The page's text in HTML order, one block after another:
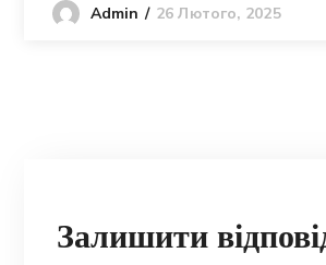
Admin 26 Лютого, 2025
Залишити